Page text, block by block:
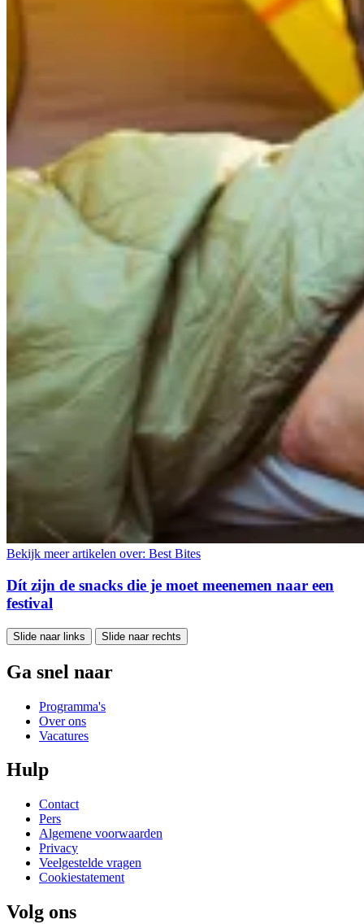
Bekijk meer artikelen over: Best Bites
Dít zijn de snacks die je moet meenemen naar een
festival
Slide naar links Slide naar rechts
Ga snel naar
Programma's
Over ons
Vacatures
Hulp
Contact
Pers
Algemene voorwaarden
Privacy
Veelgestelde vragen
Cookiestatement
Volg ons